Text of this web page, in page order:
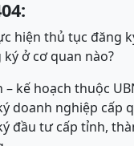
hiện thủ tục đăng
ở cơ quan nào?
– kế hoạch thuộc
doanh nghiệp cấp
đầu tư cấp tỉnh,